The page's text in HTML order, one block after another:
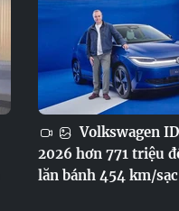
Volkswagen
2026 hơn 771 triệu
lăn bánh 454 km/sạc